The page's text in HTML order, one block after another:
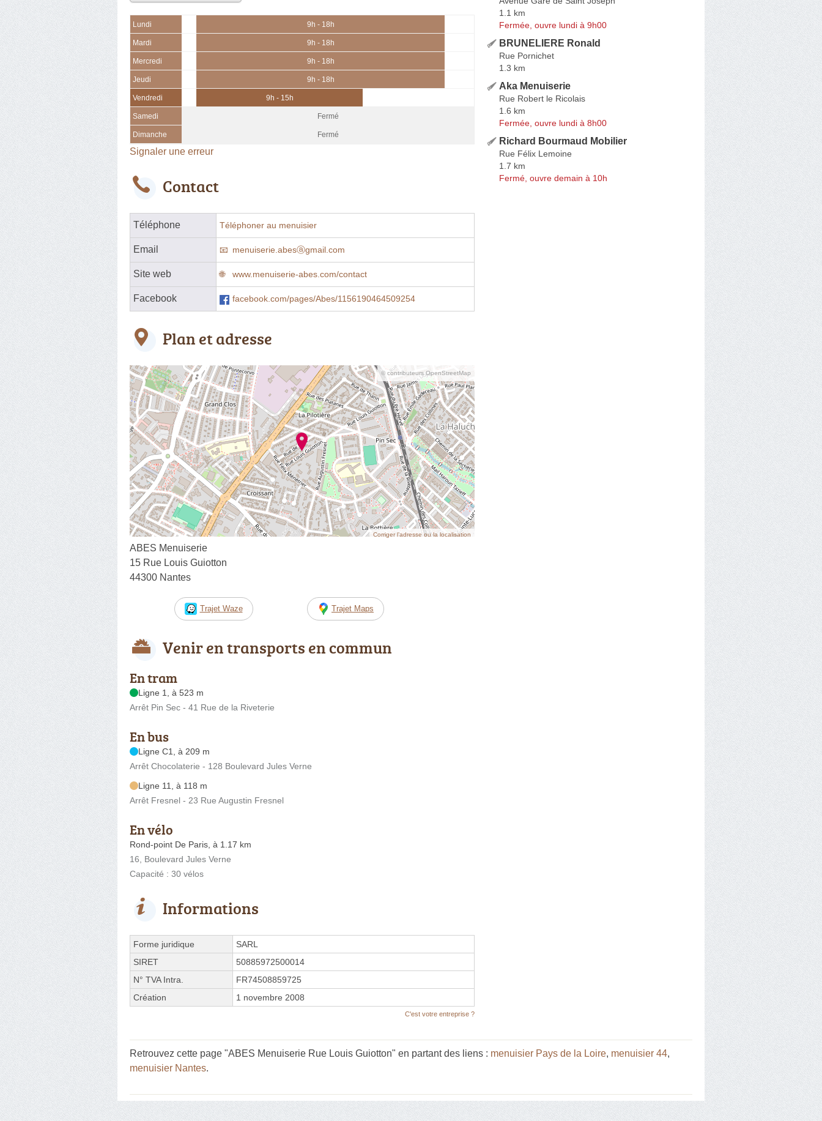
Lundi 9h - 18h
Mardi 9h - 18h
Mercredi 9h - 18h
Jeudi 9h - 18h
Vendredi 9h - 15h
Samedi Fermé
Dimanche Fermé
Signaler une erreur
Contact
Téléphone Téléphoner au menuisier
Email menuiserie.abesⓐgmail.com
Site web www.menuiserie-abes.com/contact
Facebook facebook.com/pages/Abes/1156190464509254
Plan et adresse
© contributeurs OpenStreetMap
Corriger l’adresse ou la localisation
ABES Menuiserie
15 Rue Louis Guiotton
44300 Nantes
Trajet Waze Trajet Maps
Venir en transports en commun
En tram
Ligne 1, à 523 m
Arrêt Pin Sec - 41 Rue de la Riveterie
En bus
Ligne C1, à 209 m
Arrêt Chocolaterie - 128 Boulevard Jules Verne
Ligne 11, à 118 m
Arrêt Fresnel - 23 Rue Augustin Fresnel
En vélo
Rond-point De Paris, à 1.17 km
16, Boulevard Jules Verne
Capacité : 30 vélos
Informations
Forme juridique
SARL
SIRET
50885972500014
N° TVA Intra.
FR74508859725
Création
1 novembre 2008
C'est votre entreprise ?
1.1 km
Fermée, ouvre lundi à 9h00
BRUNELIERE Ronald
Rue Pornichet
1.3 km
Aka Menuiserie
Rue Robert le Ricolais
1.6 km
Fermée, ouvre lundi à 8h00
Richard Bourmaud Mobilier
Rue Félix Lemoine
1.7 km
Fermé, ouvre demain à 10h
Retrouvez cette page "ABES Menuiserie Rue Louis Guiotton" en partant des liens : menuisier Pays de la Loire, menuisier 44,
menuisier Nantes.